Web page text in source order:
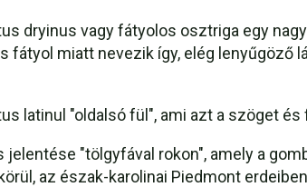
dryinus vagy fátyolos osztriga egy
fátyol miatt nevezik így, elég lenyűgöző
latinul "oldalsó fül", ami azt a szöget
jelentése "tölgyfával rokon", amely a
az észak-karolinai Piedmont